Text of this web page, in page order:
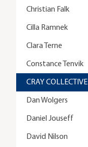
Christian Falk
Cilla Ramnek
Clara Terne
Constance Tenvik
CRAY COLLECTIVE
Dan Wolgers
Daniel Jouseff
David Nilson